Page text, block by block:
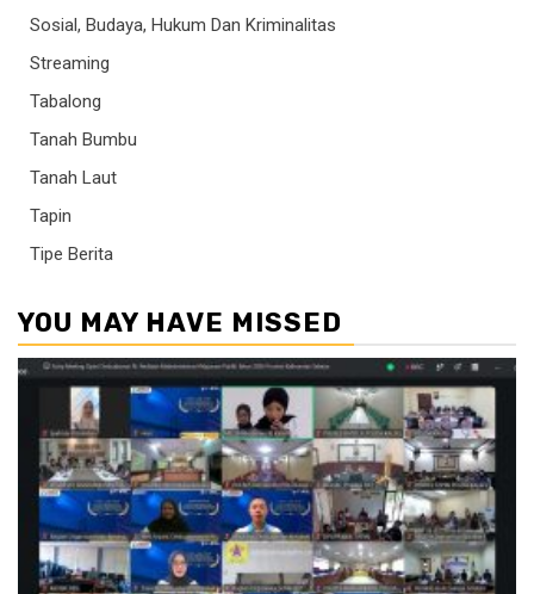
Sosial, Budaya, Hukum Dan Kriminalitas
Streaming
Tabalong
Tanah Bumbu
Tanah Laut
Tapin
Tipe Berita
YOU MAY HAVE MISSED